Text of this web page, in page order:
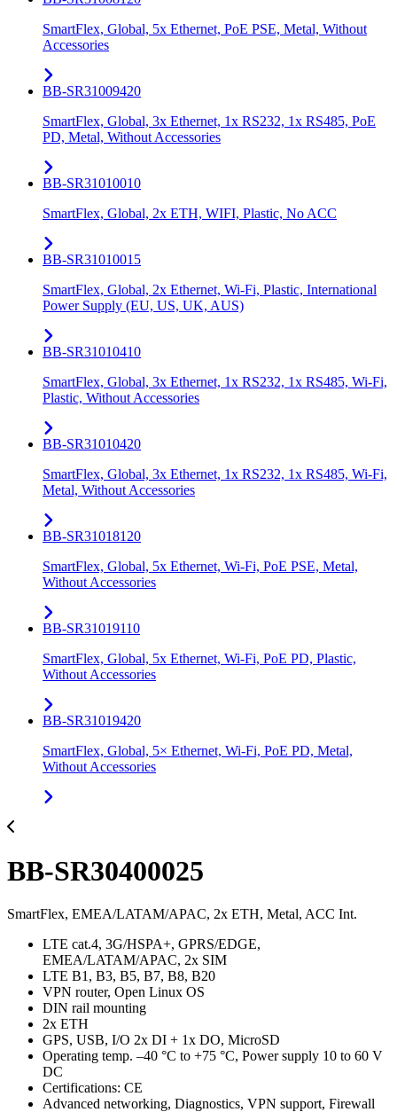
SmartFlex, Global, 5x Ethernet, PoE PSE, Metal, Without
Accessories
BB-SR31009420
SmartFlex, Global, 3x Ethernet, 1x RS232, 1x RS485, PoE
PD, Metal, Without Accessories
BB-SR31010010
SmartFlex, Global, 2x ETH, WIFI, Plastic, No ACC
BB-SR31010015
SmartFlex, Global, 2x Ethernet, Wi-Fi, Plastic, International
Power Supply (EU, US, UK, AUS)
BB-SR31010410
SmartFlex, Global, 3x Ethernet, 1x RS232, 1x RS485, Wi-Fi,
Plastic, Without Accessories
BB-SR31010420
SmartFlex, Global, 3x Ethernet, 1x RS232, 1x RS485, Wi-Fi,
Metal, Without Accessories
BB-SR31018120
SmartFlex, Global, 5x Ethernet, Wi-Fi, PoE PSE, Metal,
Without Accessories
BB-SR31019110
SmartFlex, Global, 5x Ethernet, Wi-Fi, PoE PD, Plastic,
Without Accessories
BB-SR31019420
SmartFlex, Global, 5× Ethernet, Wi-Fi, PoE PD, Metal,
Without Accessories
BB-SR30400025
SmartFlex, EMEA/LATAM/APAC, 2x ETH, Metal, ACC Int.
LTE cat.4, 3G/HSPA+, GPRS/EDGE,
EMEA/LATAM/APAC, 2x SIM
LTE B1, B3, B5, B7, B8, B20
VPN router, Open Linux OS
DIN rail mounting
2x ETH
GPS, USB, I/O 2x DI + 1x DO, MicroSD
Operating temp. –40 °C to +75 °C, Power supply 10 to 60 V
DC
Certifications: CE
Advanced networking, Diagnostics, VPN support, Firewall